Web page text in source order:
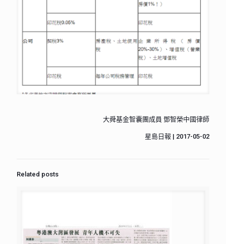
大舜基金智囊團成員 鄧智榮中國律師
星島日報 | 2017-05-02
Related posts